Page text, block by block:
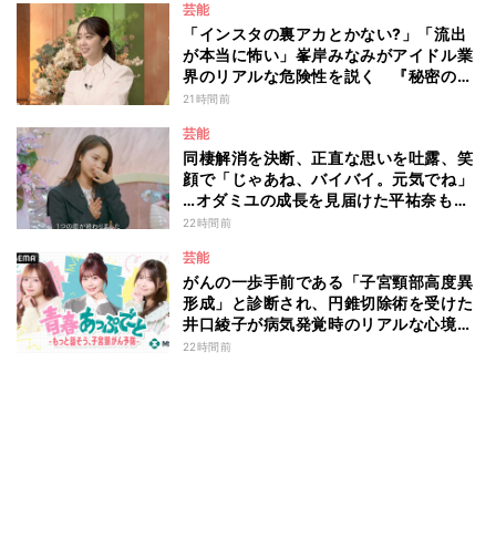
芸能
「インスタの裏アカとかない?」「流出
が本当に怖い」峯岸みなみがアイドル業
界のリアルな危険性を説く 『秘密のマ
マ園』特別編
21時間前
芸能
同棲解消を決断、正直な思いを吐露、笑
顔で「じゃあね、バイバイ。元気でね」
…オダミユの成長を見届けた平祐奈も思
わず涙 『ガールオアレディ3』
22時間前
芸能
がんの一歩手前である「子宮頸部高度異
形成」と診断され、円錐切除術を受けた
井口綾子が病気発覚時のリアルな心境や
葛藤を語る ABEMAトーク番組『青春
22時間前